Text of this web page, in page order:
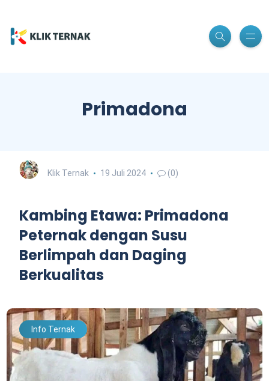
Primadona
Klik Ternak 19 Juli 2024 (0)
Kambing Etawa: Primadona
Peternak dengan Susu
Berlimpah dan Daging
Berkualitas
Info Ternak